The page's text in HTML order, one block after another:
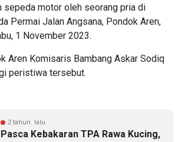
sepeda motor oleh seorang pria di
Permai Jalan Angsana, Pondok Aren,
1 November 2023.
Aren Komisaris Bambang Askar Sodiq
peristiwa tersebut.
2 tahun lalu
Pasca Kebakaran TPA Rawa Kucing,